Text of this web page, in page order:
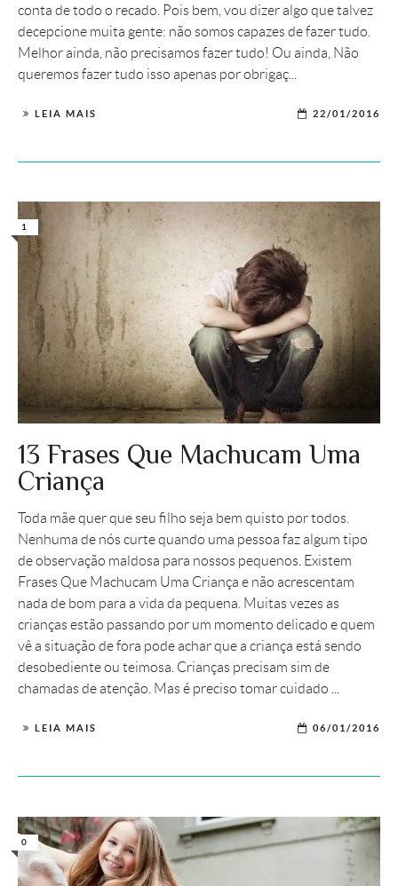
conta de todo o recado. Pois bem, vou dizer algo que talvez
decepcione muita gente: não somos capazes de fazer tudo.
Melhor ainda, não precisamos fazer tudo! Ou ainda, Não
queremos fazer tudo isso apenas por obrigaç...
LEIA MAIS 22/01/2016
1
13 Frases Que Machucam Uma
Criança
Toda mãe quer que seu filho seja bem quisto por todos.
Nenhuma de nós curte quando uma pessoa faz algum tipo
de observação maldosa para nossos pequenos. Existem
Frases Que Machucam Uma Criança e não acrescentam
nada de bom para a vida da pequena. Muitas vezes as
crianças estão passando por um momento delicado e quem
vê a situação de fora pode achar que a criança está sendo
desobediente ou teimosa. Crianças precisam sim de
chamadas de atenção. Mas é preciso tomar cuidado ...
LEIA MAIS 06/01/2016
0